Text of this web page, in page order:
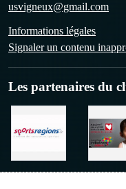
usvigneux@gmail.com
Informations légales
Signaler un contenu
Les partenaires du